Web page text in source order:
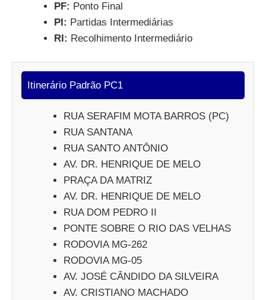
PF: Ponto Final
PI: Partidas Intermediárias
RI: Recolhimento Intermediário
Itinerário Padrão PC1
RUA SERAFIM MOTA BARROS (PC)
RUA SANTANA
RUA SANTO ANTÔNIO
AV. DR. HENRIQUE DE MELO
PRAÇA DA MATRIZ
AV. DR. HENRIQUE DE MELO
RUA DOM PEDRO II
PONTE SOBRE O RIO DAS VELHAS
RODOVIA MG-262
RODOVIA MG-05
AV. JOSÉ CÂNDIDO DA SILVEIRA
AV. CRISTIANO MACHADO